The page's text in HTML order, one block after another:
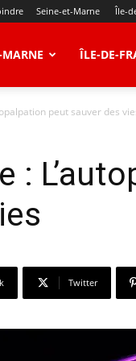
Seine-et-Marne Île-
MARNE ÎLE-DE-
peut sauver des
:
Twitter